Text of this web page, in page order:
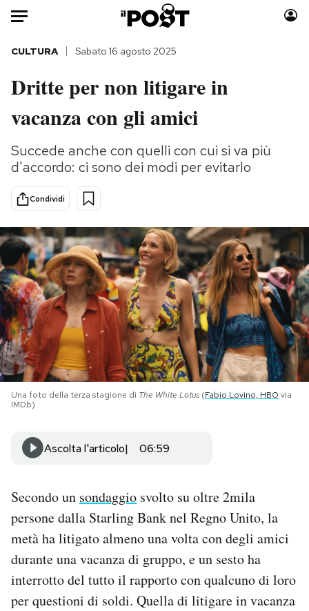
Auto
HOME
Italia
Politica
Tecnologia
Internet
Cultura
Economia
Sport
Moda
Consumismi
Storie/Idee
Europa
Altrecose
Mondiali calcio 2026
PODCAST
NEWSLETTER
CALENDARIO
AREA PERSONALE
CULTURA Sabato 16 agosto 2025
Dritte per non litigare in
vacanza con gli amici
Succede anche con quelli con cui si va più
d'accordo: ci sono dei modi per evitarlo
Condividi
Una foto della terza stagione di The White Lotus (Fabio Lovino, HBO via
IMDb)
Ascolta l'articolo 06:59
Secondo un sondaggio svolto su oltre 2mila
persone dalla Starling Bank nel Regno Unito, la
metà ha litigato almeno una volta con degli amici
durante una vacanza di gruppo, e un sesto ha
interrotto del tutto il rapporto con qualcuno di loro
per questioni di soldi. Quella di litigare in vacanza